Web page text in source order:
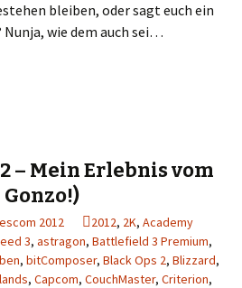
bleiben, oder sagt euch ein
wie dem auch sei…
RAW UNBLOGGED STUFF Vol. 2
– Mein Erlebnis vom
2012 2012, 2K, Academy
3, astragon, Battlefield 3 Premium,
, bitComposer, Black Ops 2, Blizzard,
, Capcom, CouchMaster, Criterion,